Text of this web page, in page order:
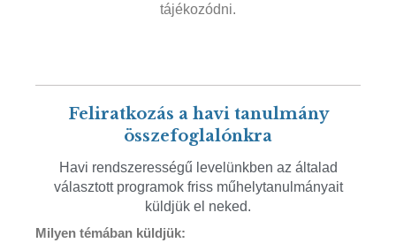
tájékozódni.
Feliratkozás a havi tanulmány
összefoglalónkra
Havi rendszerességű levelünkben az általad
választott programok friss műhelytanulmányait
küldjük el neked.
Milyen témában küldjük: